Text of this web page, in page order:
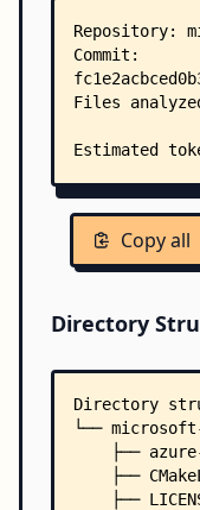
Copy all
Directory
Directory
└──
├──
├──
├──